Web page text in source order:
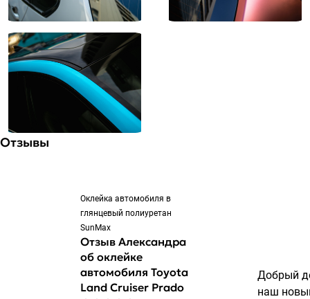
Отзывы
Оклейка автомобиля в
глянцевый полиуретан
SunMax
Отзыв Александра
об оклейке
автомобиля Toyota
Land Cruiser Prado
Добрый
наш